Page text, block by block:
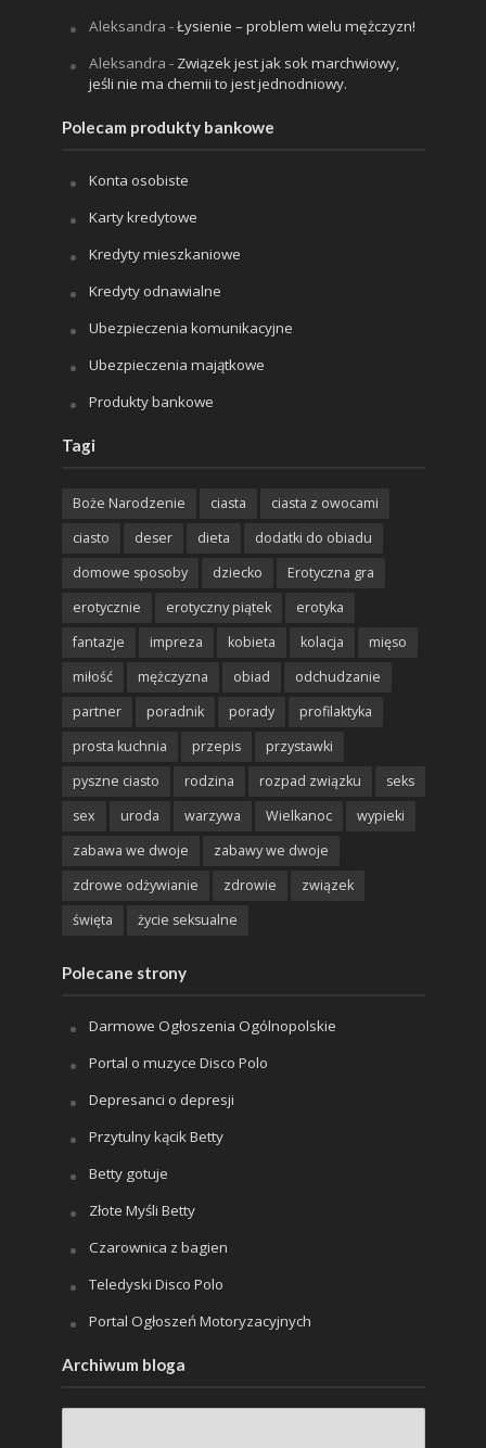
Aleksandra -Łysienie – problem wielu mężczyzn!
Aleksandra - Związek jest jak sok marchwiowy,
jeśli nie ma chemii to jest jednodniowy.
Polecam produkty bankowe
Konta osobiste
Karty kredytowe
Kredyty mieszkaniowe
Kredyty odnawialne
Ubezpieczenia komunikacyjne
Ubezpieczenia majątkowe
Produkty bankowe
Tagi
Boże Narodzenie ciasta
ciasta z owocami
ciasto
deser dieta
dodatki do obiadu
domowe sposoby
dziecko
Erotyczna gra
erotycznie
erotyczny piątek
erotyka
fantazje
impreza kobieta kolacja
mięso
miłość
mężczyzna obiad
odchudzanie
partner
poradnik porady
profilaktyka
prosta kuchnia
przepis
przystawki
pyszne ciasto
rodzina rozpad związku
seks
sex
uroda warzywa Wielkanoc
wypieki
zabawa we dwoje
zabawy we dwoje
zdrowe odżywianie
zdrowie
związek
święta
życie seksualne
Polecane strony
Darmowe Ogłoszenia Ogólnopolskie
Portal o muzyce Disco Polo
Depresanci o depresji
Przytulny kącik Betty
Betty gotuje
Złote Myśli Betty
Czarownica z bagien
Teledyski Disco Polo
Portal Ogłoszeń Motoryzacyjnych
Archiwum bloga
Archiwum